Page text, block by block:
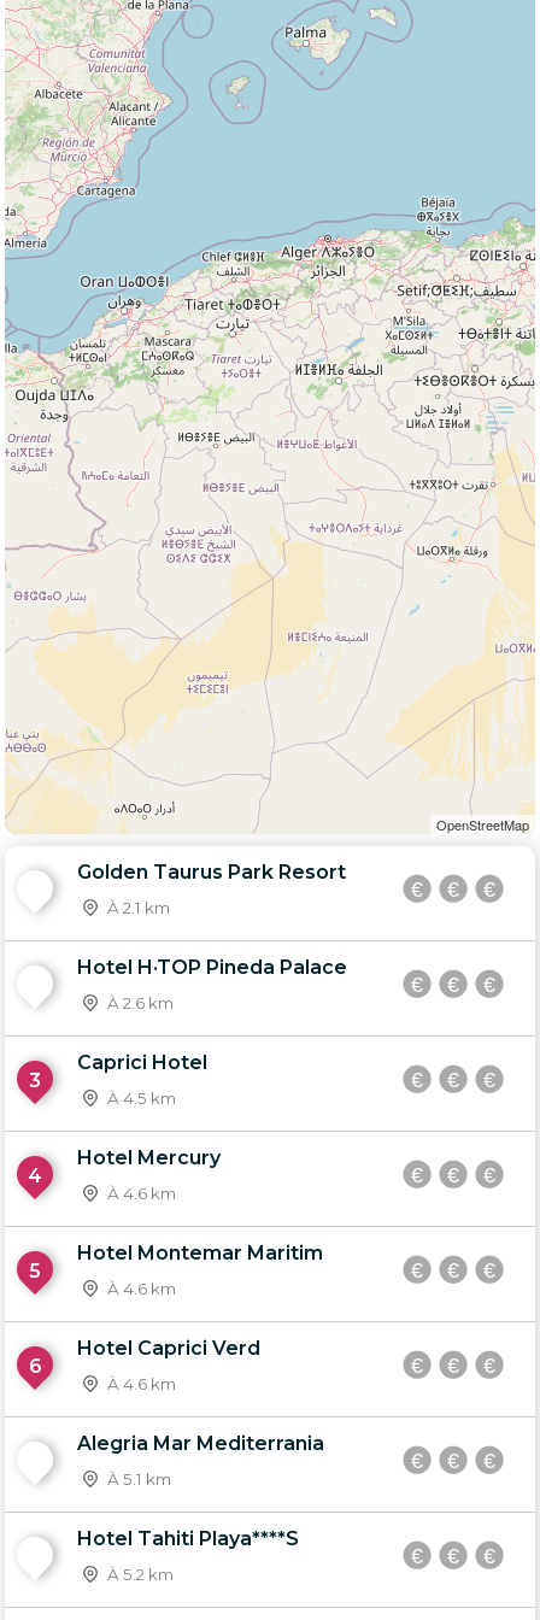
OpenStreetMap
Golden Taurus Park Resort
À 2.1 km
Hotel H·TOP Pineda Palace
À 2.6 km
3
Caprici Hotel
À 4.5 km
4
Hotel Mercury
À 4.6 km
5
Hotel Montemar Maritim
À 4.6 km
6
Hotel Caprici Verd
À 4.6 km
Alegria Mar Mediterrania
À 5.1 km
Hotel Tahiti Playa****S
À 5.2 km